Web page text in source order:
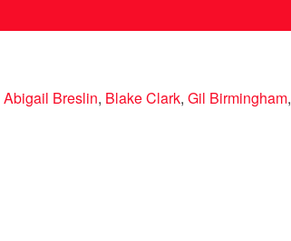
Abigail Breslin, Blake Clark, Gil Birmingham,